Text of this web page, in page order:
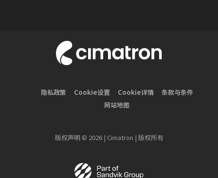
隐私政策 Cookie设置 Cookie详情
条款与条件
网站地图
版权声明 © 2026 | Cimatron | 版权所有